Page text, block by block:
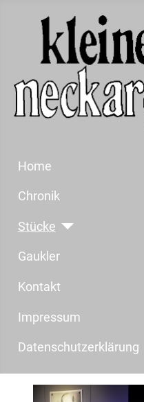
Home
Chronik
Stücke
Gaukler
Kontakt
Impressum
Datenschutzerklärung